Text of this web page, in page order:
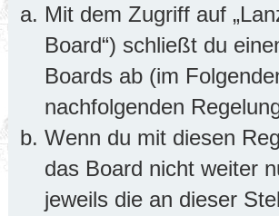
Mit dem Zugriff auf
Board“) schließt du
Boards ab (im
nachfolgenden
Wenn du mit diesen
das Board nicht weiter
jeweils die an dieser